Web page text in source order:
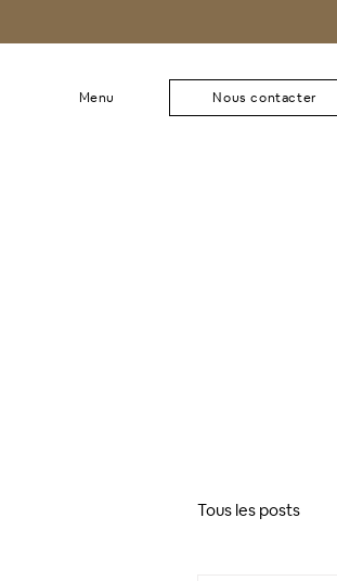
Menu Nous contacter
Tous les posts